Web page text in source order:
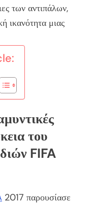
των αντιπάλων,
ικανότητα μιας
του
FIFA
2017 παρουσίασε